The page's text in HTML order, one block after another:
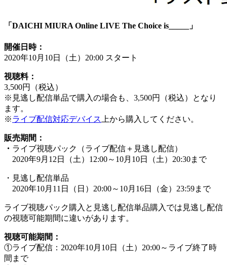
「DAICHI MIURA Online LIVE The Choice is_____」
開催日時：
2020年10月10日（土）20:00 スタート
視聴料：
3,500円（税込）
※見逃し配信単品で購入の場合も、3,500円（税込）となり
ます。
※ライブ配信対応デバイス 上から購入してください。
販売期間：
・ ライブ視聴パック（ライブ配信＋見逃し配信）
2020年9月12日（土）12:00～10月10日（土）20:30まで
・見逃し配信単品
2020年10月11日（日）20:00～10月16日（金）23:59まで
ライブ視聴パック購入と見逃し配信単品購入では見逃し配信
の視聴可能期間に違いがあります。
視聴可能期間：
①ライブ配信：2020年10月10日（土）20:00～ライブ終了時
間まで